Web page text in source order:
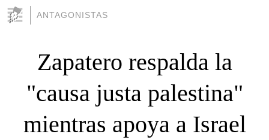
ANTAGONISTAS
Zapatero respalda la
"causa justa palestina"
mientras apoya a Israel